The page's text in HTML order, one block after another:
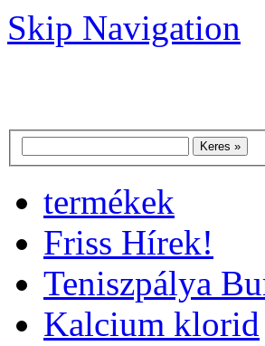
Skip Navigation
termékek
Friss Hírek!
Teniszpálya
Kalcium klorid